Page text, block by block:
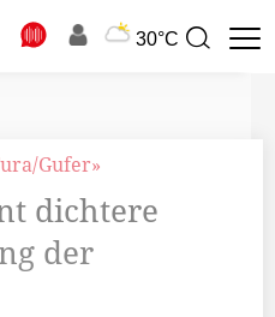
30°C
Suchbegriff
Gufer»
dichtere
der